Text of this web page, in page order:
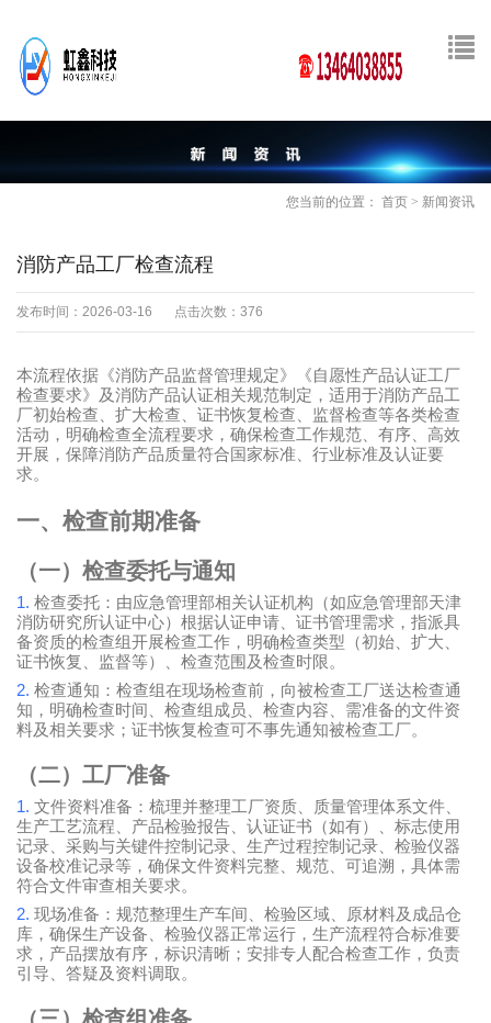
您当前的位置： 首页 > 新闻资讯
消防产品工厂检查流程
发布时间：2026-03-16 点击次数：376
本流程依据《消防产品监督管理规定》《自愿性产品认证工厂
检查要求》及消防产品认证相关规范制定，适用于消防产品工
厂初始检查、扩大检查、证书恢复检查、监督检查等各类检查
活动，明确检查全流程要求，确保检查工作规范、有序、高效
开展，保障消防产品质量符合国家标准、行业标准及认证要
求。
一、检查前期准备
（一）检查委托与通知
1. 检查委托：由应急管理部相关认证机构（如应急管理部天津
消防研究所认证中心）根据认证申请、证书管理需求，指派具
备资质的检查组开展检查工作，明确检查类型（初始、扩大、
证书恢复、监督等）、检查范围及检查时限。
2. 检查通知：检查组在现场检查前，向被检查工厂送达检查通
知，明确检查时间、检查组成员、检查内容、需准备的文件资
料及相关要求；证书恢复检查可不事先通知被检查工厂。
（二）工厂准备
1. 文件资料准备：梳理并整理工厂资质、质量管理体系文件、
生产工艺流程、产品检验报告、认证证书（如有）、标志使用
记录、采购与关键件控制记录、生产过程控制记录、检验仪器
设备校准记录等，确保文件资料完整、规范、可追溯，具体需
符合文件审查相关要求。
2. 现场准备：规范整理生产车间、检验区域、原材料及成品仓
库，确保生产设备、检验仪器正常运行，生产流程符合标准要
求，产品摆放有序，标识清晰；安排专人配合检查工作，负责
引导、答疑及资料调取。